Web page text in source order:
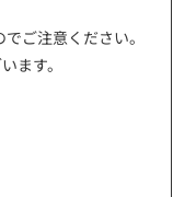
ご注意ください。
ます。